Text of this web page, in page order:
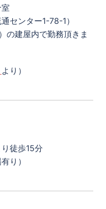
センター1-78-1）
の建屋内で勤務頂きま
より）
徒歩15分
り）